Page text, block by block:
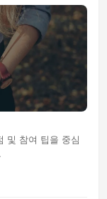
및 참여 팁을 중심